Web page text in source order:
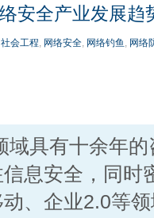
安全产业发展趋
社会工程, 网络安全, 网络钓鱼 , 网络
有十余年的
信息安全，同时
、企业2.0等